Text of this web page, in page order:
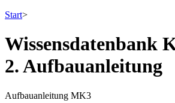
Start>
Wissensdatenbank
2. Aufbauanleitung
Aufbauanleitung MK3